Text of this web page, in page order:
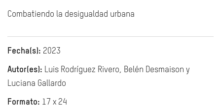
Combatiendo la desigualdad urbana
Fecha(s): 2023
Autor(es): Luis Rodríguez Rivero, Belén Desmaison y
Luciana Gallardo
Formato: 17 x 24